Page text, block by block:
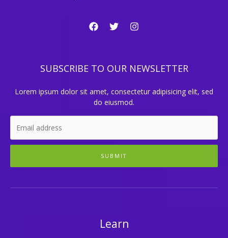
SUBSCRIBE TO OUR NEWSLETTER
Lorem ipsum dolor sit amet, consectetur adipisicing elit, sed
do eiusmod.
SUBMIT
Learn